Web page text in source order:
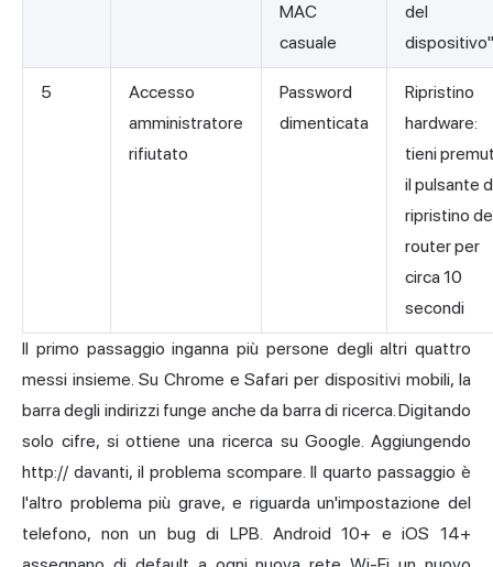
MAC
casuale
del
5
Accesso
amministratore
rifiutato
Password
dimenticata
Ripristino
hardware:
tieni
il pulsante
ripristino
router per
circa 10
secondi
Il primo passaggio inganna più persone degli altri quattro
messi insieme. Su Chrome e Safari per dispositivi mobili, la
barra degli indirizzi funge anche da barra di ricerca. Digitando
solo cifre, si ottiene una ricerca su Google. Aggiungendo
http:// davanti, il problema scompare. Il quarto passaggio è
l'altro problema più grave, e riguarda un'impostazione del
telefono, non un bug di LPB. Android 10+ e iOS 14+